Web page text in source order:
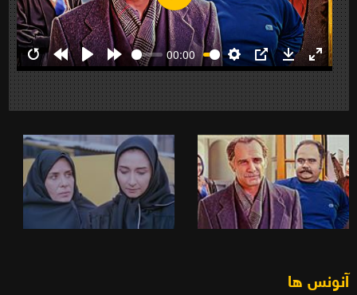
RestartRewind
10s
Play Forward
10s
00:00
Settings
PIP Download
Enter
Play
آنونس ها